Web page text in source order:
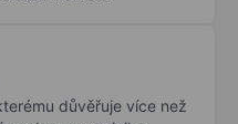
důvěřuje více než